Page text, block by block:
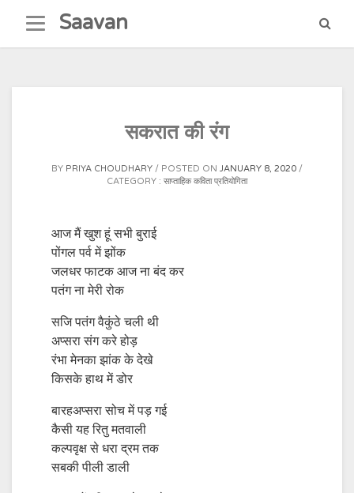
content
Saavan
सकरात की रंग
BY PRIYA CHOUDHARY POSTED ON JANUARY 8, 2020
CATEGORY : साप्ताहिक कविता प्रतियोगिता
आज मैं खुश हूं सभी बुराई
पोंगल पर्व में झोंक
जलधर फाटक आज ना बंद कर
पतंग ना मेरी रोक
सजि पतंग वैकुंठे चली थी
अप्सरा संग करे होड़
रंभा मेनका झांक के देखे
किसके हाथ में डोर
बारहअप्सरा सोच में पड़ गई
कैसी यह रितु मतवाली
कल्पवृक्ष से धरा द्रम तक
सबकी पीली डाली